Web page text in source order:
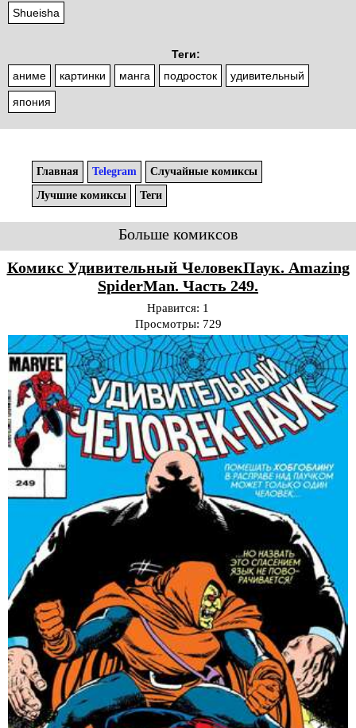
Shueisha
Теги:
аниме
картинки манга подросток удивительный
япония
Главная Telegram
Случайные комиксы
Лучшие комиксы
Теги
Больше комиксов
Комикс Удивительный ЧеловекПаук. Amazing
SpiderMan. Часть 249.
Нравится: 1
Просмотры: 729